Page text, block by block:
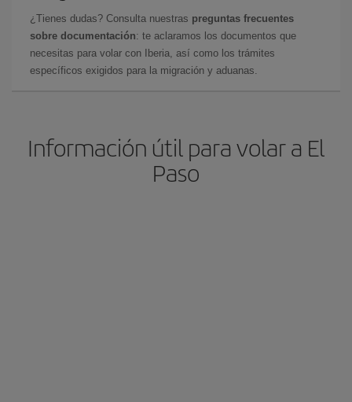
¿Tienes dudas? Consulta nuestras preguntas frecuentes
sobre documentación: te aclaramos los documentos que
necesitas para volar con Iberia, así como los trámites
específicos exigidos para la migración y aduanas.
Información útil para volar a El
Paso